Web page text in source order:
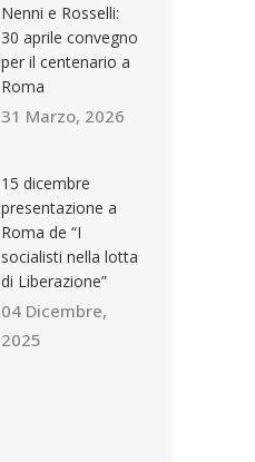
Nenni e Rosselli:
30 aprile convegno
per il centenario a
Roma
31 Marzo, 2026
15 dicembre
presentazione a
Roma de “I
socialisti nella lotta
di Liberazione”
04 Dicembre,
2025